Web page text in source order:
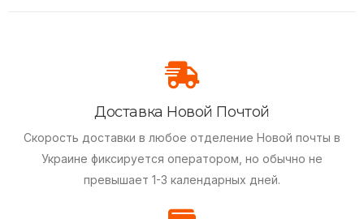
Доставка Новой Почтой
Скорость доставки в любое отделение Новой почты в
Украине фиксируется оператором, но обычно не
превышает 1-3 календарных дней.